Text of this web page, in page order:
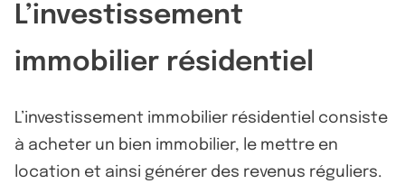
L’investissement
immobilier résidentiel
L’investissement immobilier résidentiel consiste
à acheter un bien immobilier, le mettre en
location et ainsi générer des revenus réguliers.